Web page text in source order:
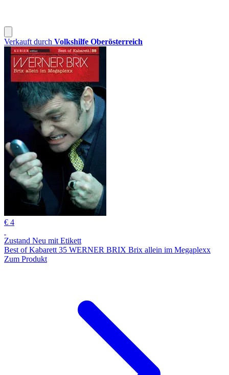
Verkauft durch Volkshilfe Oberösterreich
€ 4
Zustand Neu mit Etikett
Best of Kabarett 35 WERNER BRIX Brix allein im Megaplexx
Zum Produkt